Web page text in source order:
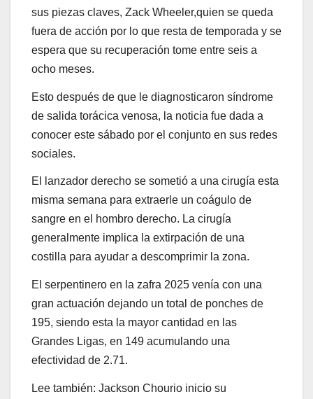
sus piezas claves, Zack Wheeler,quien se queda
fuera de acción por lo que resta de temporada y se
espera que su recuperación tome entre seis a
ocho meses.
Esto después de que le diagnosticaron síndrome
de salida torácica venosa, la noticia fue dada a
conocer este sábado por el conjunto en sus redes
sociales.
El lanzador derecho se sometió a una cirugía esta
misma semana para extraerle un coágulo de
sangre en el hombro derecho. La cirugía
generalmente implica la extirpación de una
costilla para ayudar a descomprimir la zona.
El serpentinero en la zafra 2025 venía con una
gran actuación dejando un total de ponches de
195, siendo esta la mayor cantidad en las
Grandes Ligas, en 149 acumulando una
efectividad de 2.71.
Lee también: Jackson Chourio inicio su